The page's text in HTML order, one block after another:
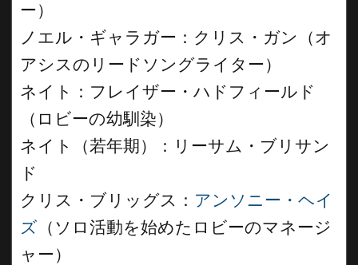
ー）
ノエル・ギャラガー：クリス・ガン（オ
アシスのリードソングライター）
ネイト：フレイザー・ハドフィールド
（ロビーの幼馴染）
ネイト（若年期）：リーサム・ブリサン
ド
クリス・ブリッグス： アンソニー・ヘイ
ズ （ソロ活動を始めたロビーのマネージ
ャー）